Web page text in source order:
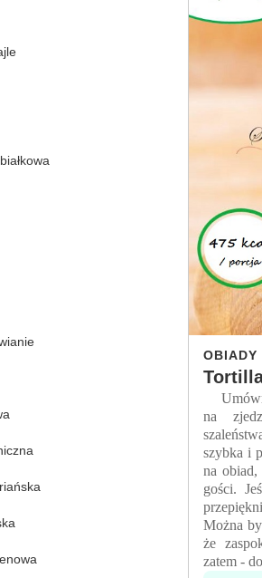
OBIADY
na
szybka i
na obiad,
gości.
Można
że
zatem -